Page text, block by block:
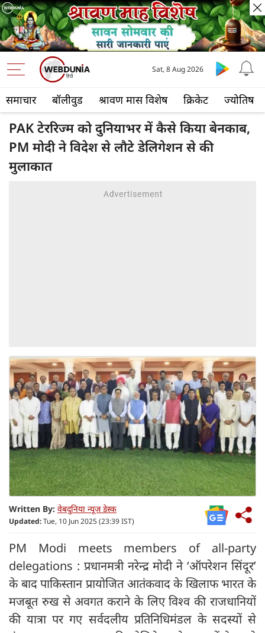
समाचार बॉलीवुड श्रावण मास विशेष क्रिकेट ज्योतिष
Sat, 8 Aug 2026
PAK टेररिज्म को दुनियाभर में कैसे किया बेनकाब,
PM मोदी ने विदेश से लौटे डेलिगेशन से की
मुलाकात
Written By: वेबदुनिया न्यूज डेस्क
Updated:Tue, 10 Jun 2025 (23:39 IST)
PM Modi meets members of all-party
delegations : प्रधानमत्री नरेन्द्र मोदी ने ‘ऑपरेशन सिंदूर’
के बाद पाकिस्तान प्रायोजित आतंकवाद के खिलाफ भारत के
मजबूत रुख से अवगत कराने के लिए विश्व की राजधानियों
की यात्रा पर गए सर्वदलीय प्रतिनिधिमंडल के सदस्यों से